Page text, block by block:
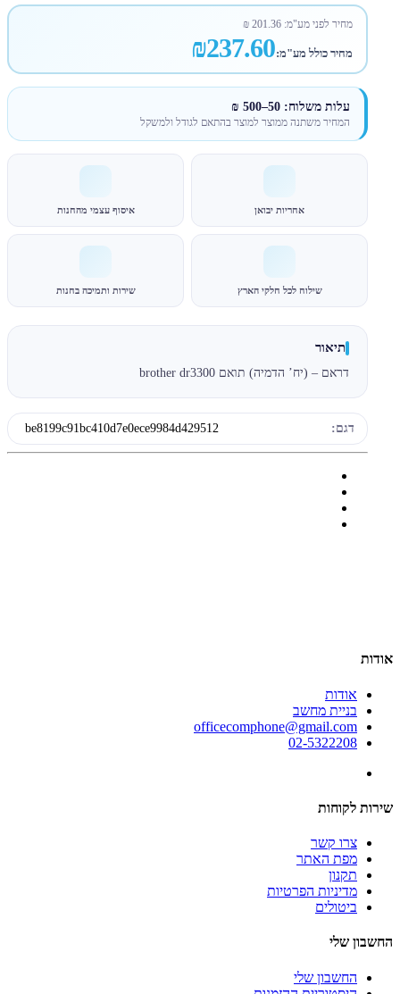
מחיר לפני מע"מ:201.36
₪
מחיר כולל מע"מ:₪237.60
עלות משלוח: 50–500 ₪
המחיר משתנה ממוצר למוצר בהתאם לגודל ולמשקל
אחריות יבואן איסוף עצמי מהחנות
שילוח לכל חלקי הארץ שירות ותמיכה בחנות
תיאור
דראם – (יח’ הדמיה) תואם brother dr3300
דגם: be8199c91bc410d7e0ece9984d429512
אודות
אודות
בניית מחשב
officecomphone@gmail.com
02-5322208
שירות לקוחות
צרו קשר
מפת האתר
תקנון
מדיניות הפרטיות
ביטולים
החשבון שלי
החשבון שלי